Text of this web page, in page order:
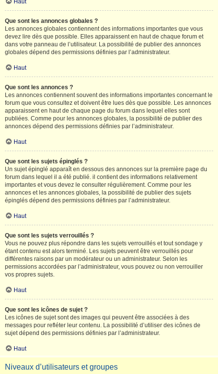
Haut
Que sont les annonces globales ?
Les annonces globales contiennent des informations importantes que vous
devez lire dès que possible. Elles apparaissent en haut de chaque forum et
dans votre panneau de l’utilisateur. La possibilité de publier des annonces
globales dépend des permissions définies par l’administrateur.
Haut
Que sont les annonces ?
Les annonces contiennent souvent des informations importantes concernant le
forum que vous consultez et doivent être lues dès que possible. Les annonces
apparaissent en haut de chaque page du forum dans lequel elles sont
publiées. Comme pour les annonces globales, la possibilité de publier des
annonces dépend des permissions définies par l’administrateur.
Haut
Que sont les sujets épinglés ?
Un sujet épinglé apparaît en dessous des annonces sur la première page du
forum dans lequel il a été publié. il contient des informations relativement
importantes et vous devez le consulter régulièrement. Comme pour les
annonces et les annonces globales, la possibilité de publier des sujets
épinglés dépend des permissions définies par l’administrateur.
Haut
Que sont les sujets verrouillés ?
Vous ne pouvez plus répondre dans les sujets verrouillés et tout sondage y
étant contenu est alors terminé. Les sujets peuvent être verrouillés pour
différentes raisons par un modérateur ou un administrateur. Selon les
permissions accordées par l’administrateur, vous pouvez ou non verrouiller
vos propres sujets.
Haut
Que sont les icônes de sujet ?
Les icônes de sujet sont des images qui peuvent être associées à des
messages pour refléter leur contenu. La possibilité d’utiliser des icônes de
sujet dépend des permissions définies par l’administrateur.
Haut
Niveaux d’utilisateurs et groupes